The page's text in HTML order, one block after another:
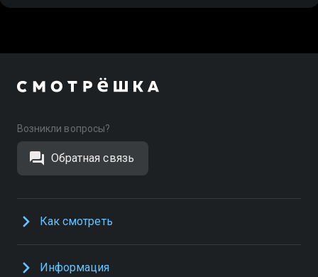
Возникли вопросы?
Обратная связь
Как смотреть
Информация